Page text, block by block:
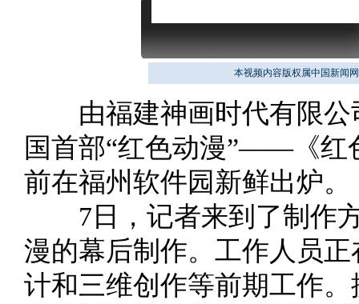
本视频内容版权属中国新闻
由福建神画时代有限公
国首部“红色动漫”——《红
前在福州软件园新鲜出炉。
7日，记者来到了制作方
漫的幕后制作。工作人员
计和三维创作等前期工作